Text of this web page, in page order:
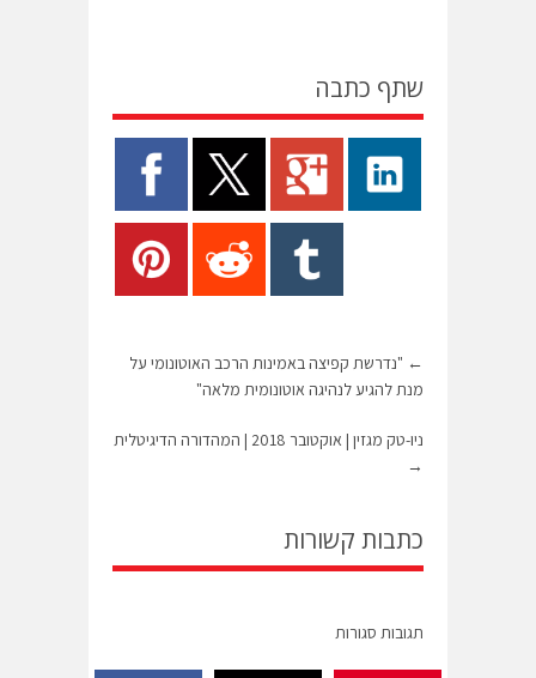
שתף כתבה
← "נדרשת קפיצה באמינות הרכב האוטונומי על
מנת להגיע לנהיגה אוטונומית מלאה"
ניו-טק מגזין | אוקטובר 2018 | המהדורה הדיגיטלית
→
כתבות קשורות
תגובות סגורות